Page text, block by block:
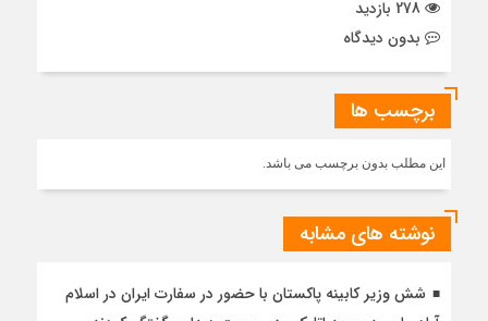
بدون دیدگاه
برچسب ها
این مطلب بدون برچسب می باشد.
نوشته های مشابه
شش وزیر کابینه پاکستان با حضور در سفارت ایران در اسلام